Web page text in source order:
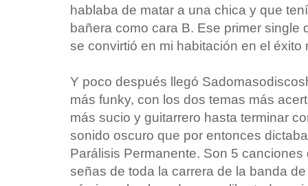
hablaba de matar a una chica y que
bañera como cara B. Ese primer single
se convirtió en mi habitación en el éxito
Y poco después llegó
más funky, con los dos temas más
más sucio y guitarrero hasta terminar
sonido oscuro que por entonces
Parálisis Permanente. Son 5
señas de toda la carrera de la banda